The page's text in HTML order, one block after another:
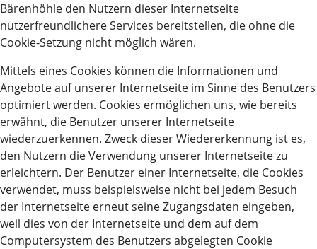
Bärenhöhle den Nutzern dieser Internetseite
nutzerfreundlichere Services bereitstellen, die ohne die
Cookie-Setzung nicht möglich wären.
Mittels eines Cookies können die Informationen und
Angebote auf unserer Internetseite im Sinne des Benutzers
optimiert werden. Cookies ermöglichen uns, wie bereits
erwähnt, die Benutzer unserer Internetseite
wiederzuerkennen. Zweck dieser Wiedererkennung ist es,
den Nutzern die Verwendung unserer Internetseite zu
erleichtern. Der Benutzer einer Internetseite, die Cookies
verwendet, muss beispielsweise nicht bei jedem Besuch
der Internetseite erneut seine Zugangsdaten eingeben,
weil dies von der Internetseite und dem auf dem
Computersystem des Benutzers abgelegten Cookie